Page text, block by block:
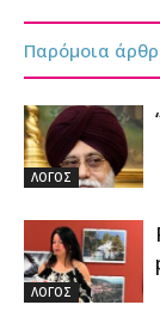
Παρόμοια
ΛΟΓΟΣ
ΛΟΓΟΣ